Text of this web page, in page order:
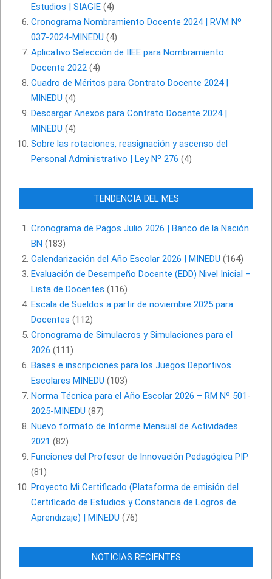
Estudios | SIAGIE (4)
Cronograma Nombramiento Docente 2024 | RVM Nº
037-2024-MINEDU (4)
Aplicativo Selección de IIEE para Nombramiento
Docente 2022 (4)
Cuadro de Méritos para Contrato Docente 2024 |
MINEDU (4)
Descargar Anexos para Contrato Docente 2024 |
MINEDU (4)
Sobre las rotaciones, reasignación y ascenso del
Personal Administrativo | Ley Nº 276 (4)
TENDENCIA DEL MES
Cronograma de Pagos Julio 2026 | Banco de la Nación
BN (183)
Calendarización del Año Escolar 2026 | MINEDU (164)
Evaluación de Desempeño Docente (EDD) Nivel Inicial –
Lista de Docentes (116)
Escala de Sueldos a partir de noviembre 2025 para
Docentes (112)
Cronograma de Simulacros y Simulaciones para el
2026 (111)
Bases e inscripciones para los Juegos Deportivos
Escolares MINEDU (103)
Norma Técnica para el Año Escolar 2026 – RM Nº 501-
2025-MINEDU (87)
Nuevo formato de Informe Mensual de Actividades
2021 (82)
Funciones del Profesor de Innovación Pedagógica PIP
(81)
Proyecto Mi Certificado (Plataforma de emisión del
Certificado de Estudios y Constancia de Logros de
Aprendizaje) | MINEDU (76)
NOTICIAS RECIENTES